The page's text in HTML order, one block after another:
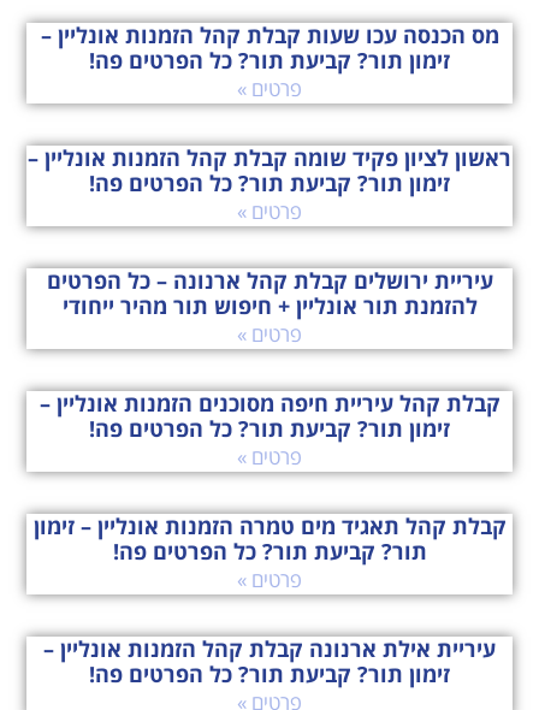
מס הכנסה עכו שעות קבלת קהל הזמנות אונליין –
זימון תור? קביעת תור? כל הפרטים פה!
פרטים »
ראשון לציון פקיד שומה קבלת קהל הזמנות אונליין –
זימון תור? קביעת תור? כל הפרטים פה!
פרטים »
עיריית ירושלים קבלת קהל ארנונה – כל הפרטים
להזמנת תור אונליין + חיפוש תור מהיר ייחודי
פרטים »
קבלת קהל עיריית חיפה מסוכנים הזמנות אונליין –
זימון תור? קביעת תור? כל הפרטים פה!
פרטים »
קבלת קהל תאגיד מים טמרה הזמנות אונליין – זימון
תור? קביעת תור? כל הפרטים פה!
פרטים »
עיריית אילת ארנונה קבלת קהל הזמנות אונליין –
זימון תור? קביעת תור? כל הפרטים פה!
פרטים »